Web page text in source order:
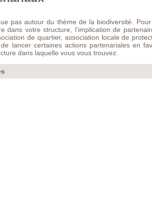
pas autour du thème de la biodiversité.
dans votre structure, l’implication de
de quartier, association locale de
lancer certaines actions partenariales en
dans laquelle vous vous trouvez.